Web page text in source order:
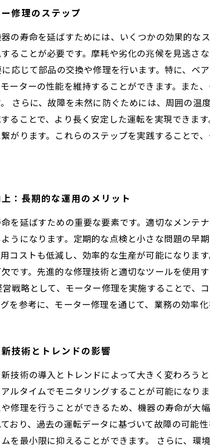
修理のステップ
の寿命を延ばすためには、いくつかの効果的な
ることが必要です。摩耗や劣化の兆候を見逃さ
応じて部品の交換や修理を行います。特に、
ーターの性能を維持することができます。また
さらに、故障を未然に防ぐためには、周囲の
ることで、より長く安定した運転を実現できま
がります。これらのステップを実践することで
：長期的な運用のメリット
を延ばすための重要な要素です。適切なメンテ
うになります。定期的な点検と小さな問題の早
コストも低減し、効率的な生産が可能になりま
です。先進的な修理技術と適切なツールを使用
戦略として、モーター修理を実施することで
を参考に、モーター修理を通じて、業務の効率化
技術とトレンドの影響
技術の導入とトレンドによって大きく変わろう
ルタイムでモニタリングすることが可能になり
修理を行うことができるため、機器の寿命が大
おり、過去の運転データに基づいて故障の可能
を最小限に抑えることができます。 さらに、